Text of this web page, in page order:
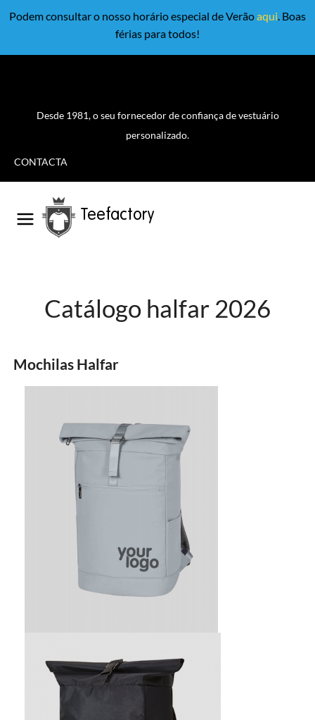
Podem consultar o nosso horário especial de Verãoaqui. Boas
férias para todos!
Desde 1981, o seu fornecedor de confiança de vestuário
personalizado.
CONTACTA
Teefactory
Catálogo halfar 2026
Mochilas Halfar